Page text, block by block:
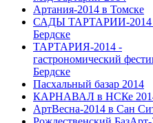
Артания-2014 в Томске
САДЫ ТАРТАРИИ-2014
Бердске
ТАРТАРИЯ-2014 -
гастрономический
Бердске
Пасхальный базар 2014
КАРНАВАЛ в НСКе
АртВесна-2014 в Сан